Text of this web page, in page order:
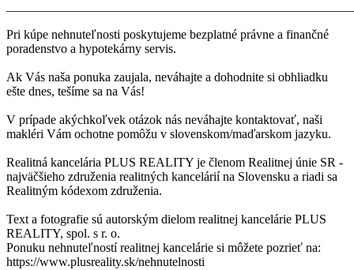
Pri kúpe nehnuteľnosti poskytujeme bezplatné právne a finančné
poradenstvo a hypotekárny servis.
Ak Vás naša ponuka zaujala, neváhajte a dohodnite si obhliadku
ešte dnes, tešíme sa na Vás!
V prípade akýchkoľvek otázok nás neváhajte kontaktovať, naši
makléri Vám ochotne pomôžu v slovenskom/maďarskom jazyku.
Realitná kancelária PLUS REALITY je členom Realitnej únie SR -
najväčšieho združenia realitných kancelárií na Slovensku a riadi sa
Realitným kódexom združenia.
Text a fotografie sú autorským dielom realitnej kancelárie PLUS
REALITY, spol. s r. o.
Ponuku nehnuteľností realitnej kancelárie si môžete pozrieť na:
https://www.plusreality.sk/nehnutelnosti